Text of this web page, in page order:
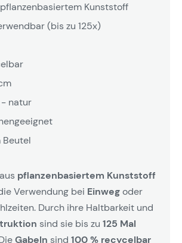
Kunststoff
(bis zu 125x)
- natur
Beutel
pflanzenbasiertem Kunststoff
Verwendung bei Einwegoder
Durch ihre Haltbarkeit und
sind sie bis zu 125 Mal
Gabeln sind 100 % recycelbar